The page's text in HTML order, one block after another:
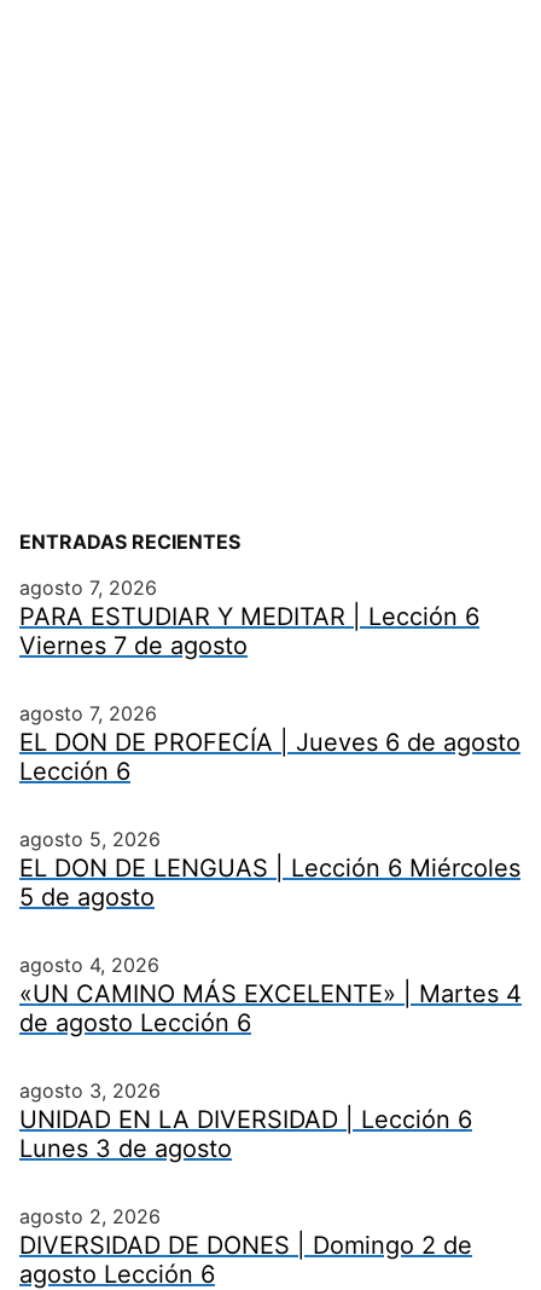
ENTRADAS RECIENTES
agosto 7, 2026
PARA ESTUDIAR Y MEDITAR | Lección 6
Viernes 7 de agosto
agosto 7, 2026
EL DON DE PROFECÍA | Jueves 6 de agosto
Lección 6
agosto 5, 2026
EL DON DE LENGUAS | Lección 6 Miércoles
5 de agosto
agosto 4, 2026
«UN CAMINO MÁS EXCELENTE» | Martes 4
de agosto Lección 6
agosto 3, 2026
UNIDAD EN LA DIVERSIDAD | Lección 6
Lunes 3 de agosto
agosto 2, 2026
DIVERSIDAD DE DONES | Domingo 2 de
agosto Lección 6